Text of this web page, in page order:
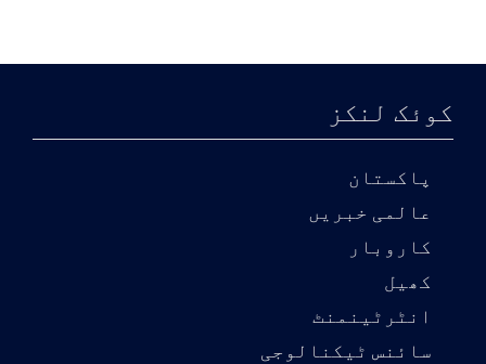
کوئک لنکز
پاکستان
عالمی خبریں
کاروبار
کھیل
انٹرٹینمنٹ
سائنس ٹیکنالوجی